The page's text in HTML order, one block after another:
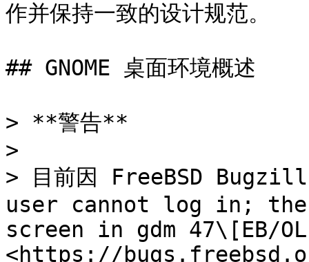
作并保持一致的设计规范。
## GNOME 桌面环境概述
> **警告**
>
> 目前因 FreeBSD
user cannot log in;
screen in gdm 47\[EB/
<https://